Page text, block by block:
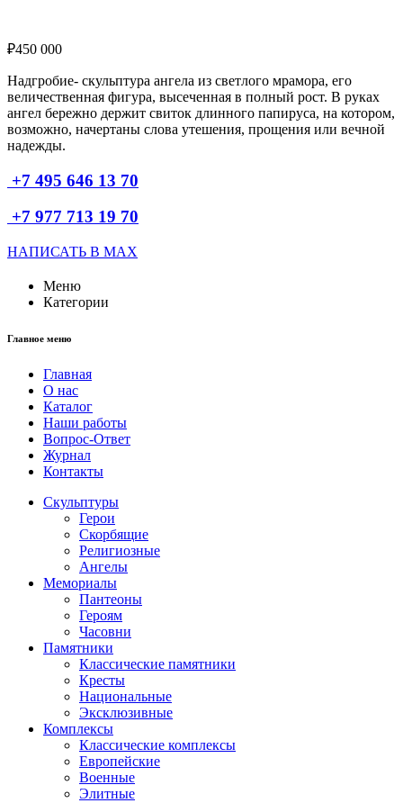
₽450 000
Надгробие- скульптура ангела из светлого мрамора, его
величественная фигура, высеченная в полный рост. В руках
ангел бережно держит свиток длинного папируса, на котором,
возможно, начертаны слова утешения, прощения или вечной
надежды.
+7 495 646 13 70
+7 977 713 19 70
НАПИСАТЬ В MAX
Меню
Категории
Главное меню
Главная
О нас
Каталог
Наши работы
Вопрос-Ответ
Журнал
Контакты
Скульптуры
Герои
Скорбящие
Религиозные
Ангелы
Мемориалы
Пантеоны
Героям
Часовни
Памятники
Классические памятники
Кресты
Национальные
Эксклюзивные
Комплексы
Классические комплексы
Европейские
Военные
Элитные